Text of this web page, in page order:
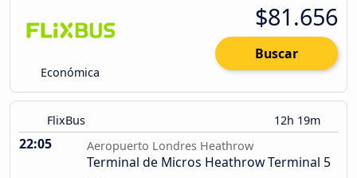
Económica
$81.656
Buscar
FlixBus 12h 19m
22:05 Aeropuerto Londres Heathrow
Terminal de Micros Heathrow Terminal 5